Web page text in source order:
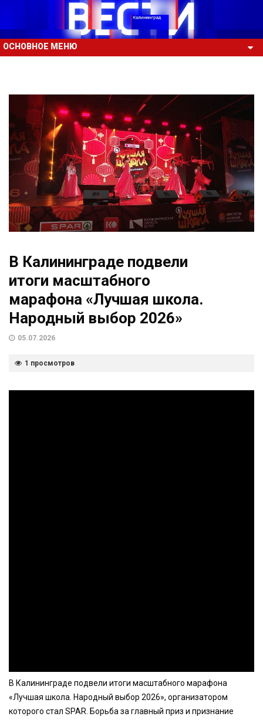
ОСНОВНОЕ МЕНЮ
В Калининграде подвели
итоги масштабного
марафона «Лучшая школа.
Народный выбор 2026»
05.07.2026
1 просмотров
В Калининграде подвели итоги масштабного марафона
«Лучшая школа. Народный выбор 2026», организатором
которого стал SPAR. Борьба за главный приз и признание